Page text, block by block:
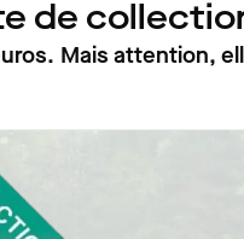
de
Mais attention,